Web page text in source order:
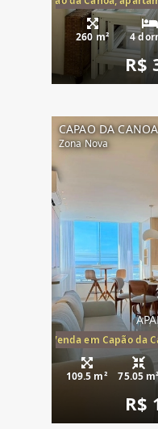
260 m² 4
R$
CAPAO DA CANOA
Zona Nova
Mar à Venda em Capão da
109.5 m² 75.05
R$